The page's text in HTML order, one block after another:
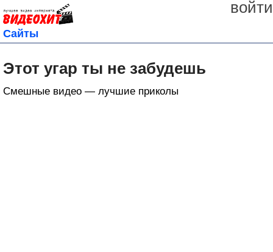
войти
Сайты
Этот угар ты не забудешь
Смешные видео — лучшие приколы